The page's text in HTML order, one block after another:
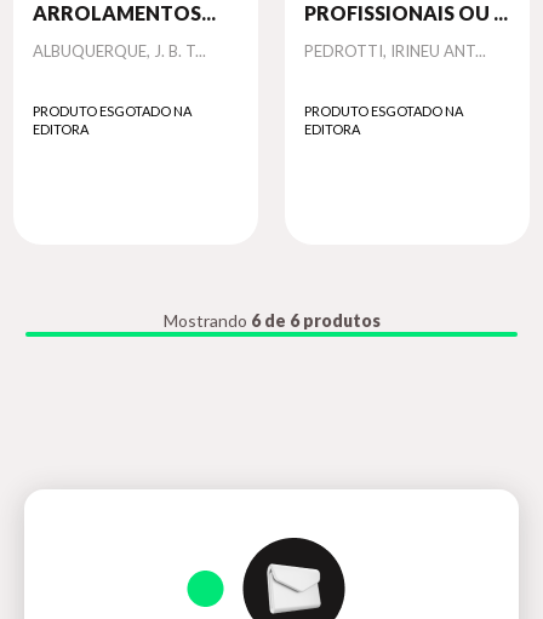
ARROLAMENTOS...
Autor
ALBUQUERQUE, J. B. T...
PRODUTO ESGOTADO NA
EDITORA
PROFISSIONAIS OU ...
Autor
PEDROTTI, IRINEU ANT...
PRODUTO ESGOTADO NA
EDITORA
Mostrando 6 de 6 produtos